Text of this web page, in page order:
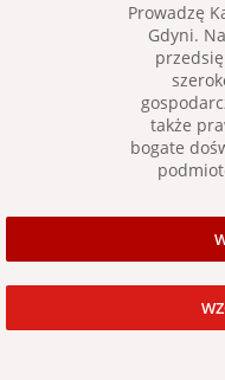
Prowadzę
Gdyni.
także
bogate